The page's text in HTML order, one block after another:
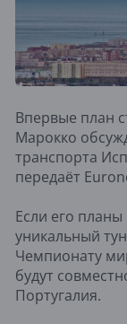
Впервые план
Марокко
транспорта
передаёт
Если его планы
уникальный
Чемпионату
будут
Португалия.